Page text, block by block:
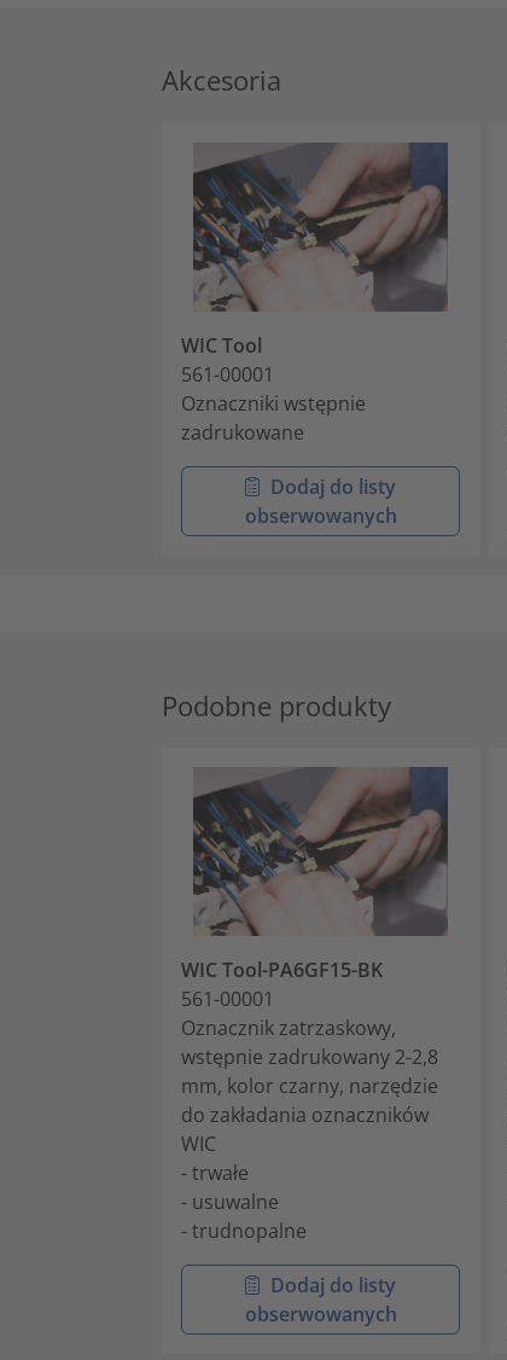
Akcesoria
WIC Tool
561-00001
Oznaczniki wstępnie
zadrukowane
Dodaj do listy
obserwowanych
Podobne produkty
WIC Tool-PA6GF15-BK
561-00001
Oznacznik zatrzaskowy,
wstępnie zadrukowany 2-2,8
mm, kolor czarny, narzędzie
do zakładania oznaczników
WIC
- trwałe
- usuwalne
- trudnopalne
Dodaj do listy
obserwowanych